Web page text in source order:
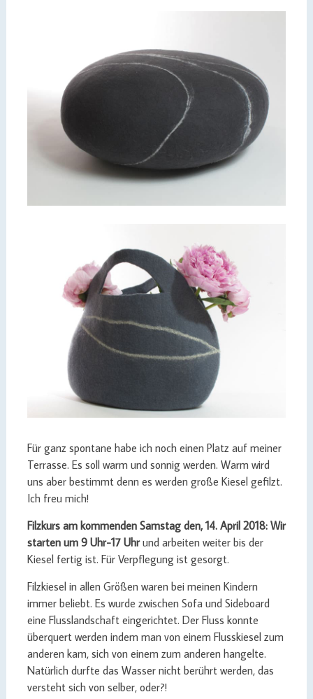
Für ganz spontane habe ich noch einen Platz auf meiner
Terrasse. Es soll warm und sonnig werden. Warm wird
uns aber bestimmt denn es werden große Kiesel gefilzt.
Ich freu mich!
Filzkurs am kommenden Samstag den, 14. April 2018: Wir
starten um 9 Uhr-17 Uhrund arbeiten weiter bis der
Kiesel fertig ist. Für Verpflegung ist gesorgt.
Filzkiesel in allen Größen waren bei meinen Kindern
immer beliebt. Es wurde zwischen Sofa und Sideboard
eine Flusslandschaft eingerichtet. Der Fluss konnte
überquert werden indem man von einem Flusskiesel zum
anderen kam, sich von einem zum anderen hangelte.
Natürlich durfte das Wasser nicht berührt werden, das
versteht sich von selber, oder?!